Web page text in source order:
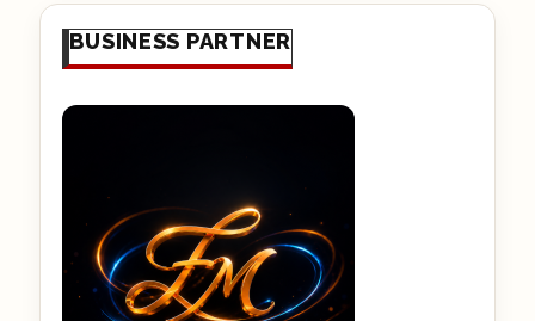
BUSINESS PARTNER